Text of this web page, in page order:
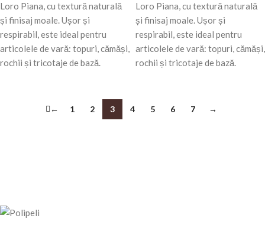
Loro Piana, cu textură naturală
și finisaj moale. Ușor și
respirabil, este ideal pentru
articolele de vară: topuri, cămăși,
rochii și tricotaje de bază.
Loro Piana, cu textură naturală
și finisaj moale. Ușor și
respirabil, este ideal pentru
articolele de vară: topuri, cămăși,
rochii și tricotaje de bază.
← 1 2 3 4 5 6 7 →